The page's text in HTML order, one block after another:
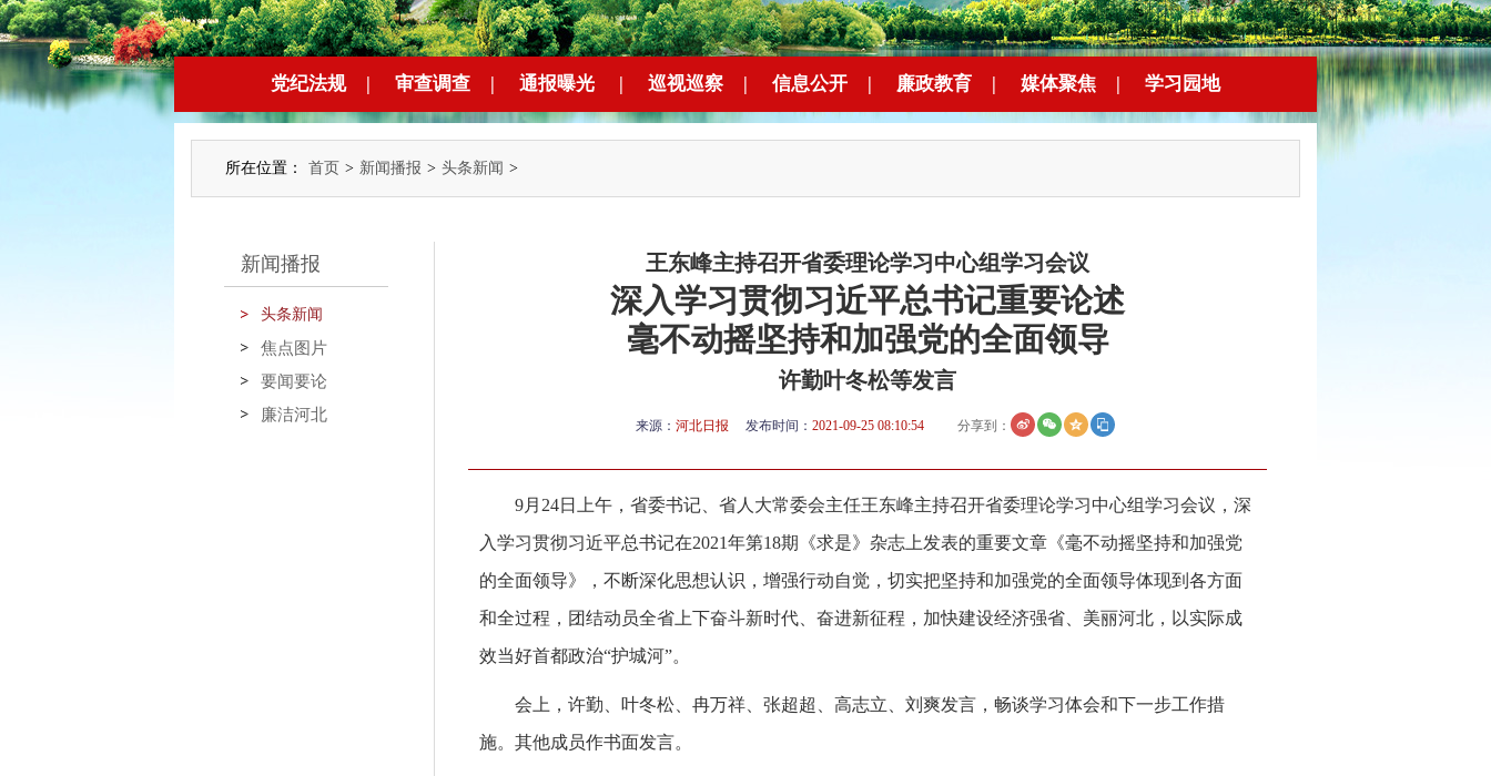
党纪法规 | 审查调查 | 通报曝光 | 巡视巡察 | 信息公开 | 廉政教育 | 媒体聚焦 | 学习园地
所在位置： 首页 > 新闻播报 > 头条新闻 >
新闻播报
头条新闻
焦点图片
要闻要论
廉洁河北
王东峰主持召开省委理论学习中心组学习会议
深入学习贯彻习近平总书记重要论述
毫不动摇坚持和加强党的全面领导
许勤叶冬松等发言
来源： 河北日报 发布时间： 2021-09-25 08:10:54 分享到：
9月24日上午，省委书记、省人大常委会主任王东峰主持召开省委理论学习中心组学习会议，深
入学习贯彻习近平总书记在2021年第18期《求是》杂志上发表的重要文章《毫不动摇坚持和加强党
的全面领导》，不断深化思想认识，增强行动自觉，切实把坚持和加强党的全面领导体现到各方面
和全过程，团结动员全省上下奋斗新时代、奋进新征程，加快建设经济强省、美丽河北，以实际成
效当好首都政治“护城河”。
会上，许勤、叶冬松、冉万祥、张超超、高志立、刘爽发言，畅谈学习体会和下一步工作措
施。其他成员作书面发言。